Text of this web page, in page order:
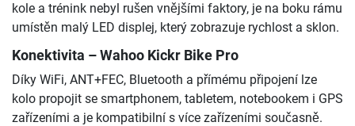
kole a trénink nebyl rušen vnějšími faktory, je na boku rámu
umístěn malý LED displej, který zobrazuje rychlost a sklon.
Konektivita – Wahoo Kickr Bike Pro
Díky WiFi, ANT+FEC, Bluetooth a přímému připojení lze
kolo propojit se smartphonem, tabletem, notebookem i GPS
zařízeními a je kompatibilní s více zařízeními současně.